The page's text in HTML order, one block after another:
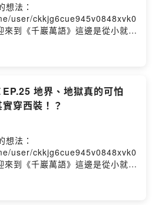
想法：
user/ckkjg6cue945v0848xvk0
到《千巖萬語》這邊是從小就會
的「靈魂道路」後，滿滿一肚
性、宇宙、能量有一點點好奇
放的心點開影片，因為這邊的
，請訂閱《千巖萬語》，開啟
Hosting
地界、地獄真的可怕
穿西裝！？
想法：
user/ckkjg6cue945v0848xvk0
到《千巖萬語》這邊是從小就會
的「靈魂道路」後，滿滿一肚